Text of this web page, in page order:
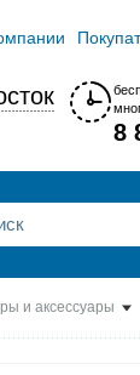
8
и аксессуары